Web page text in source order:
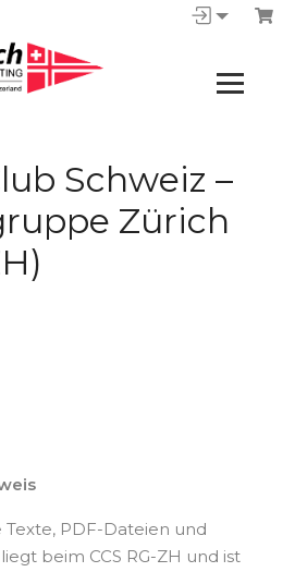
Schweiz –
Zürich
Texte, PDF-Dateien und
beim CCS RG-ZH und ist